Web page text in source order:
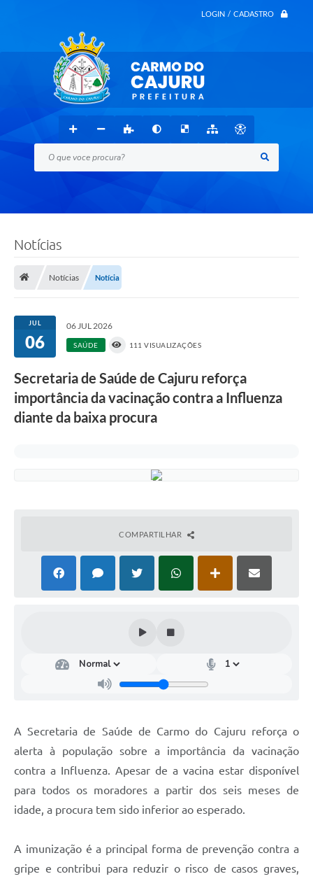
LOGIN / CADASTRO
O que voce procura?
Notícias
Notícias Notícia
JUL
06
06 JUL 2026
SAÚDE 111 VISUALIZAÇÕES
Secretaria de Saúde de Cajuru reforça
importância da vacinação contra a Influenza
diante da baixa procura
COMPARTILHAR
A Secretaria de Saúde de Carmo do Cajuru reforça o
alerta à população sobre a importância da vacinação
contra a Influenza. Apesar de a vacina estar disponível
para todos os moradores a partir dos seis meses de
idade, a procura tem sido inferior ao esperado.
A imunização é a principal forma de prevenção contra a
gripe e contribui para reduzir o risco de casos graves,